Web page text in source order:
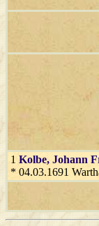
1 Kolbe, Johann
* 04.03.1691